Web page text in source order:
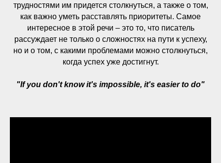
трудностями им придется столкнуться, а также о том,
как важно уметь расставлять приоритеты. Самое
интересное в этой речи – это то, что писатель
рассуждает не только о сложностях на пути к успеху,
но и о том, с какими проблемами можно столкнуться,
когда успех уже достигнут.
"If you don't know it's impossible, it's easier to do"